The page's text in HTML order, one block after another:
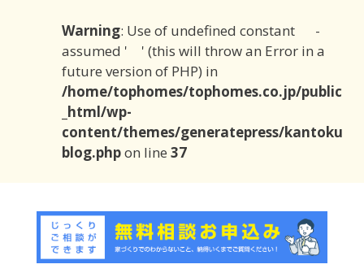
Warning: Use of undefined constant -
assumed ' ' (this will throw an Error in a
future version of PHP) in
/home/tophomes/tophomes.co.jp/public
_html/wp-
content/themes/generatepress/kantoku
blog.phpon line 37